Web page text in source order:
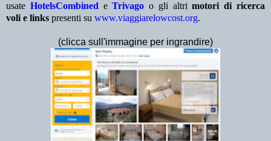
usate HotelsCombined eTrivago o gli altrimotori di ricerca
voli e links presenti su www.viaggiarelowcost.org.
(clicca sull'immagine per ingrandire)